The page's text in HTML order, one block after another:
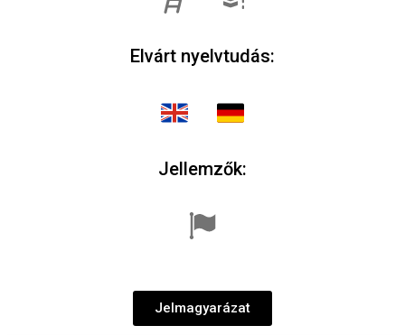
Elvárt nyelvtudás:
Jellemzők:
Jelmagyarázat